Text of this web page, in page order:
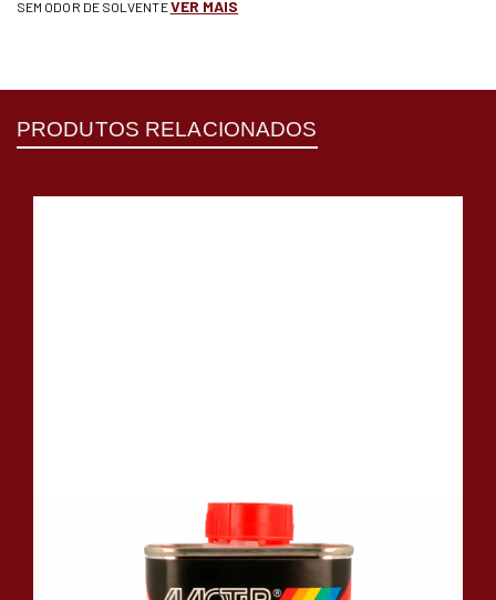
SEM ODOR DE SOLVENTEVER MAIS
PRODUTOS RELACIONADOS